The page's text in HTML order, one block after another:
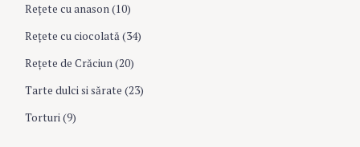
Reţete cu anason(10)
Reţete cu ciocolată(34)
Reţete de Crăciun(20)
Tarte dulci si sărate (23)
Torturi(9)